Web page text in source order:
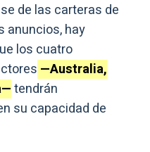
de las carteras de
anuncios, hay
los cuatro
—Australia,
tendrán
su capacidad de